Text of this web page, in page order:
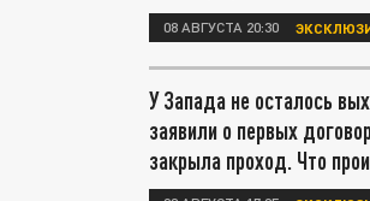
08 АВГУСТА 20:30
У Запада не осталось
заявили о первых
закрыла проход. Что